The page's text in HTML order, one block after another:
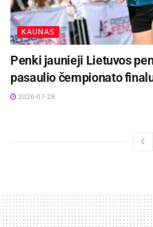
KAUNAS
Penki jaunieji Lietuvos
pasaulio čempionato
2026-07-28